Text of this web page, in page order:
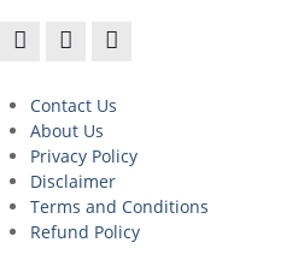
Contact Us
About Us
Privacy Policy
Disclaimer
Terms and Conditions
Refund Policy